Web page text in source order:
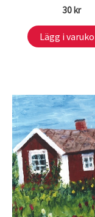
30kr
Lägg i